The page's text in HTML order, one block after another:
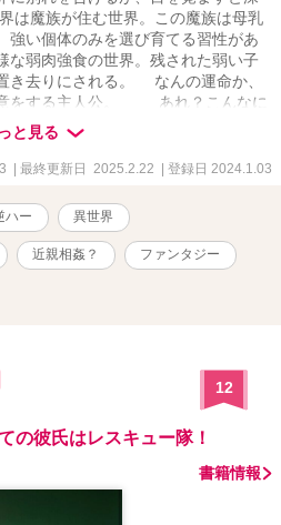
魔族が住む世界。この魔族は母乳
強い個体のみを選び育てる習性があ
な弱肉強食の世界。残された弱い子
き去りにされる。 なんの運命か、
意をする主人公。 あれ？こんなに
ってこんなに早くハイハイする
なった主人公。 「育ててくれてあ
い」 「いや、俺が今までの分幸せ
困りますー！ 育てた子ども達に
糞表現、最初に出てくる恋人の男
本来取るべき対応ができていない
なる表現あり ・赤ちゃんが捨てら
な表現あり ・モロ語あり ・血は
行為描写あり
と見る
| 最終更新日 2025.2.22 | 登録日 2024.1.03
ハー 異世界
近親相姦？ ファンタジー
12
の彼氏はレスキュー隊！
書籍情報